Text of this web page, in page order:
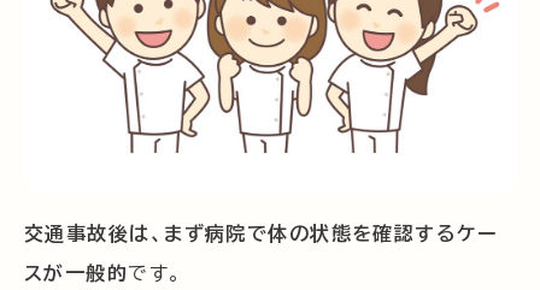
交通事故後は、まず病院で体の状態を確認するケー
スが一般的です。